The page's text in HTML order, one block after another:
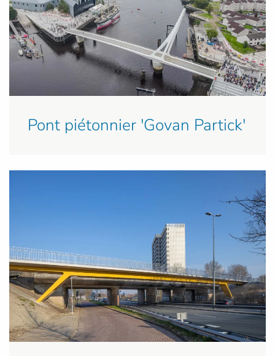
Pont piétonnier 'Govan Partick'